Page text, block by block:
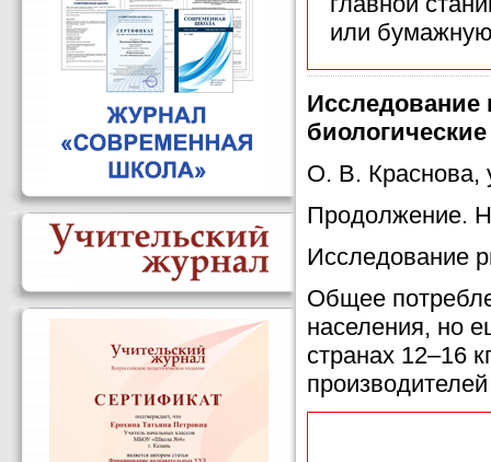
или
Исследование
О. В. Краснова,
Продолжение.
Исследование
Общее
населения, но
странах 12–16